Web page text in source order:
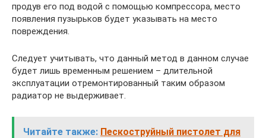
продув его под водой с помощью компрессора, место
появления пузырьков будет указывать на место
повреждения.
Следует учитывать, что данный метод в данном случае
будет лишь временным решением – длительной
эксплуатации отремонтированный таким образом
радиатор не выдерживает.
Читайте также: Пескоструйный пистолет для